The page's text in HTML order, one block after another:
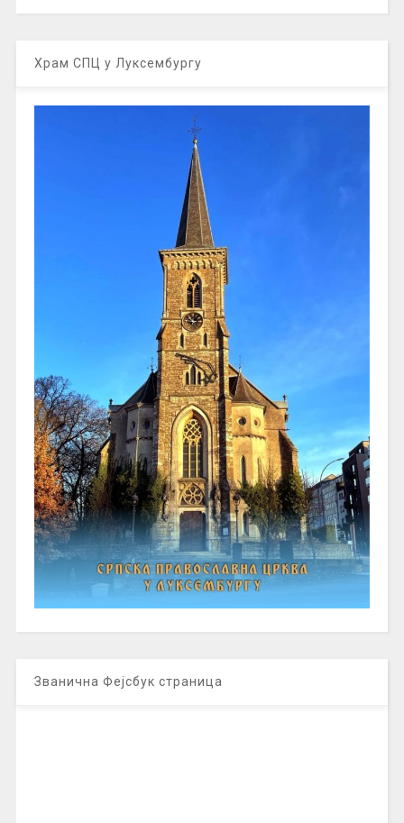
Храм СПЦ у Луксембургу
Званична Фејсбук страница